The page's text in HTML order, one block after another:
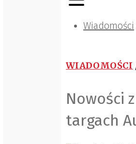
Wiadomości
WIADOMOŚCI
Nowości
targach